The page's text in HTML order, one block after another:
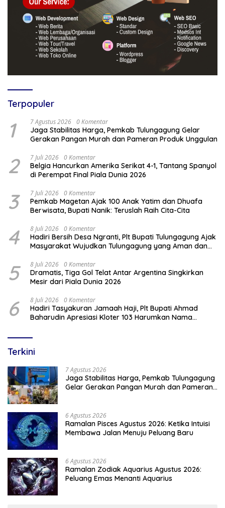
Terpopuler
1 7 Agustus 2026 0 Komentar
Jaga Stabilitas Harga, Pemkab Tulungagung Gelar
Gerakan Pangan Murah dan Pameran Produk Unggulan
2 7 Juli 2026 0 Komentar
Belgia Hancurkan Amerika Serikat 4-1, Tantang Spanyol
di Perempat Final Piala Dunia 2026
3 7 Juli 2026 0 Komentar
Pemkab Magetan Ajak 100 Anak Yatim dan Dhuafa
Berwisata, Bupati Nanik: Teruslah Raih Cita-Cita
4 8 Juli 2026 0 Komentar
Hadiri Bersih Desa Ngranti, Plt Bupati Tulungagung Ajak
Masyarakat Wujudkan Tulungagung yang Aman dan
5 8 Juli 2026 0 Komentar
Dramatis, Tiga Gol Telat Antar Argentina Singkirkan
Mesir dari Piala Dunia 2026
6 8 Juli 2026 0 Komentar
Hadiri Tasyakuran Jamaah Haji, Plt Bupati Ahmad
Baharudin Apresiasi Kloter 103 Harumkan Nama
Terkini
7 Agustus 2026
Jaga Stabilitas Harga, Pemkab Tulungagung
Gelar Gerakan Pangan Murah dan Pameran
6 Agustus 2026
Ramalan Pisces Agustus 2026: Ketika Intuisi
Membawa Jalan Menuju Peluang Baru
6 Agustus 2026
Ramalan Zodiak Aquarius Agustus 2026:
Peluang Emas Menanti Aquarius